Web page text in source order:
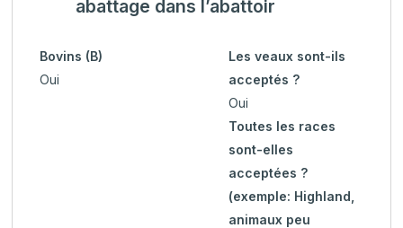
abattage dans l’abattoir
Bovins (B)
Oui
Les veaux sont-ils
acceptés ?
Oui
Toutes les races
sont-elles
acceptées ?
(exemple: Highland,
animaux peu